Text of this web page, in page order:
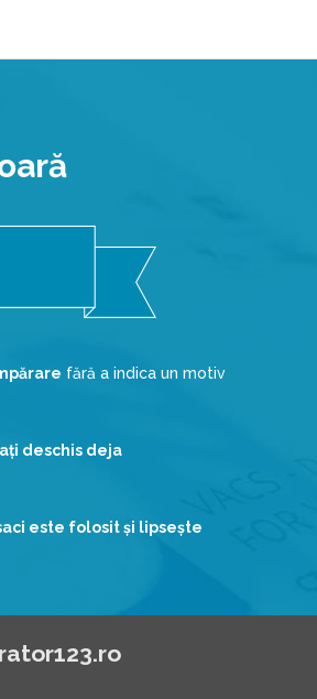
fără a indica un motiv
deschis deja
este folosit şi lipseşte